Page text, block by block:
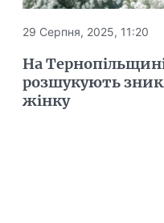
29 Серпня, 2025, 11:20
На
розшукують
жінку